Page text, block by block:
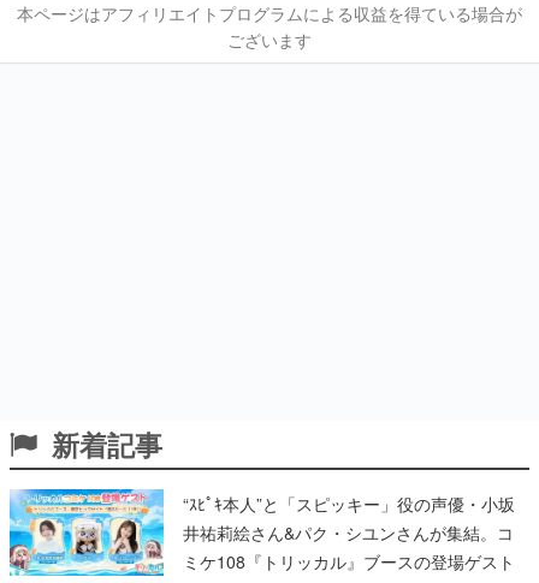
本ページはアフィリエイトプログラムによる収益を得ている場合が
ございます
新着記事
“ｽﾋﾟｷ本人”と「スピッキー」役の声優・小坂
井祐莉絵さん&パク・シユンさんが集結。コ
ミケ108『トリッカル』ブースの登場ゲスト